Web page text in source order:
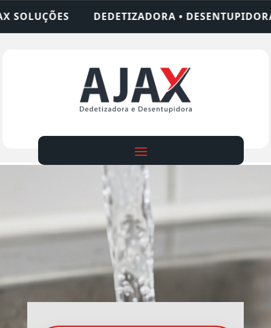
• DESENTUPIDORA • LIMPEZA DE FOSSA •